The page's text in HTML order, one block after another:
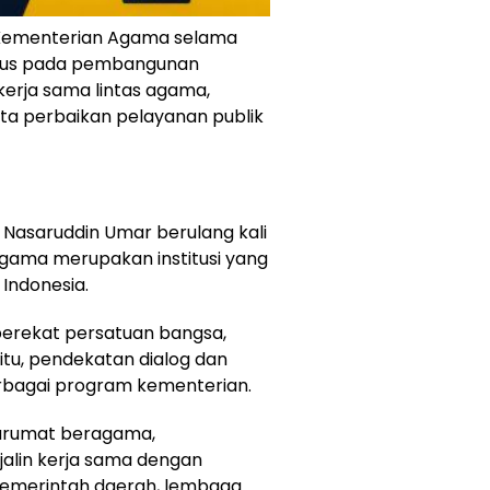
Agama selama
pada pembangunan
sama lintas agama,
perbaikan pelayanan publik
Umar berulang kali
merupakan institusi yang
persatuan bangsa,
pendekatan dialog dan
program kementerian.
beragama,
kerja sama dengan